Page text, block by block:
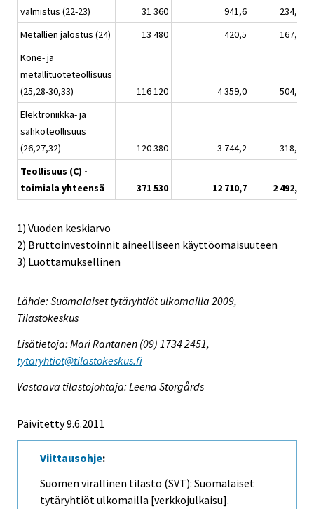
valmistus (22-23)
31 360 941,6
234,6
Metallien jalostus (24)
13 480 420,5
167,9
Kone- ja
metallituoteteollisuus
(25,28-30,33)
116 120 4 359,0
504,3
Elektroniikka- ja
sähköteollisuus
(26,27,32)
120 380 3 744,2
318,4
Teollisuus (C) -
toimiala yhteensä
371 530 12 710,7 2 492,9
1) Vuoden keskiarvo
2) Bruttoinvestoinnit aineelliseen käyttöomaisuuteen
3) Luottamuksellinen
Lähde: Suomalaiset tytäryhtiöt ulkomailla 2009,
Tilastokeskus
Lisätietoja: Mari Rantanen (09) 1734 2451,
tytaryhtiot@tilastokeskus.fi
Vastaava tilastojohtaja: Leena Storgårds
Päivitetty 9.6.2011
Viittausohje:
Suomen virallinen tilasto (SVT): Suomalaiset
tytäryhtiöt ulkomailla [verkkojulkaisu].